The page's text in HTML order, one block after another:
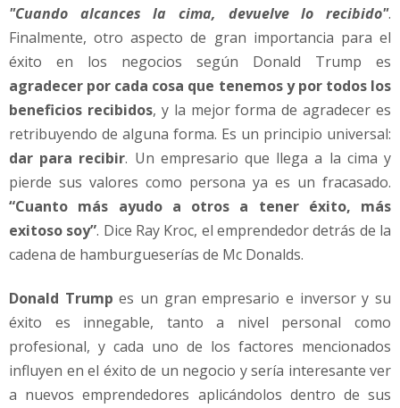
"Cuando alcances la cima, devuelve lo recibido".
Finalmente, otro aspecto de gran importancia para el
éxito en los negocios según Donald Trump es
agradecer por cada cosa que tenemos y por todos los
beneficios recibidos, y la mejor forma de agradecer es
retribuyendo de alguna forma. Es un principio universal:
dar para recibir. Un empresario que llega a la cima y
pierde sus valores como persona ya es un fracasado.
“Cuanto más ayudo a otros a tener éxito, más
exitoso soy”. Dice Ray Kroc, el emprendedor detrás de la
cadena de hamburgueserías de Mc Donalds.
Donald Trump es un gran empresario e inversor y su
éxito es innegable, tanto a nivel personal como
profesional, y cada uno de los factores mencionados
influyen en el éxito de un negocio y sería interesante ver
a nuevos emprendedores aplicándolos dentro de sus